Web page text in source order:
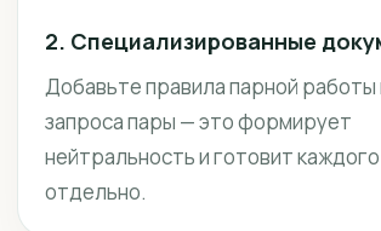
2. Специализированные
Добавьте правила парной работы
запроса пары — это формирует
нейтральность и готовит
отдельно.